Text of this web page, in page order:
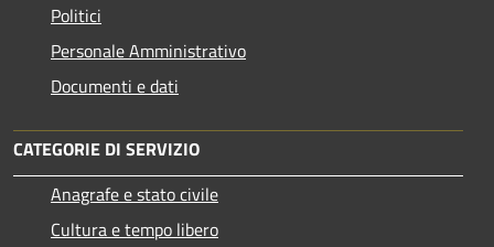
Politici
Personale Amministrativo
Documenti e dati
CATEGORIE DI SERVIZIO
Anagrafe e stato civile
Cultura e tempo libero